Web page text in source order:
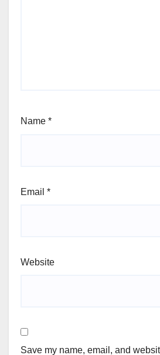
Name *
Email *
Website
Save my name, email, and